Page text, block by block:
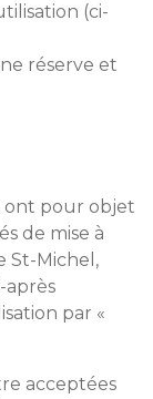
(ci-
réserve et
ont pour objet
de mise à
St-Michel,
après
par «
acceptées